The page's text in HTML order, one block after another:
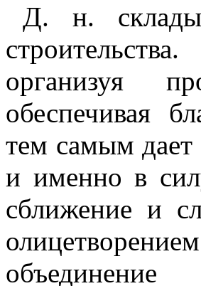
Д. н.
организуя
обеспечивая
тем самым дает
и именно в
сближение и